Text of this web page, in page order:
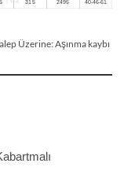
Üzerine: Aşınma kaybı